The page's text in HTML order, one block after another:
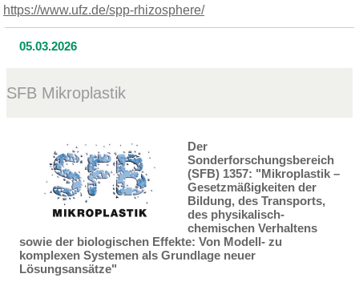
https://www.ufz.de/spp-rhizosphere/
05.03.2026
SFB Mikroplastik
Der
Sonderforschungsbereich
(SFB) 1357: "Mikroplastik –
Gesetzmäßigkeiten der
Bildung, des Transports,
des physikalisch-
chemischen Verhaltens
sowie der biologischen Effekte: Von Modell- zu
komplexen Systemen als Grundlage neuer
Lösungsansätze"